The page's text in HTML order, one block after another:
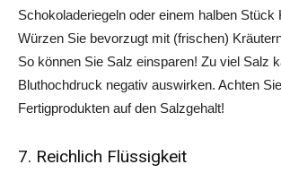
Schokoladeriegeln oder einem halben Stück
Würzen Sie bevorzugt mit (frischen)
So können Sie Salz einsparen! Zu viel Salz
Bluthochdruck negativ auswirken. Achten
Fertigprodukten auf den Salzgehalt!
7. Reichlich Flüssigkeit